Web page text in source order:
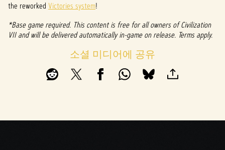
을
클릭
정책
the reworked Victories system!
*Base game required. This content is free for all owners of Civilization
VII and will be delivered automatically in-game on release. Terms apply.
소셜 미디어에 공유